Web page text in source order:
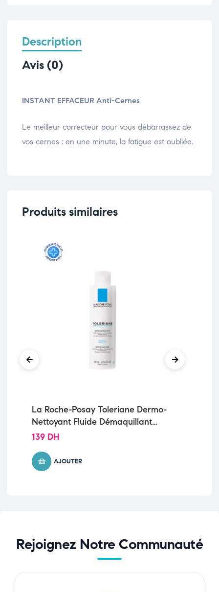
Description
Avis (0)
INSTANT EFFACEUR Anti-Cernes
Le meilleur correcteur pour vous débarrassez de
vos cernes : en une minute, la fatigue est oubliée.
Produits similaires
La Roche-Posay Toleriane Dermo-
Nettoyant Fluide Démaquillant
Peau Intolérante | 200ml
139 DH
AJOUTER
Rejoignez Notre Communauté